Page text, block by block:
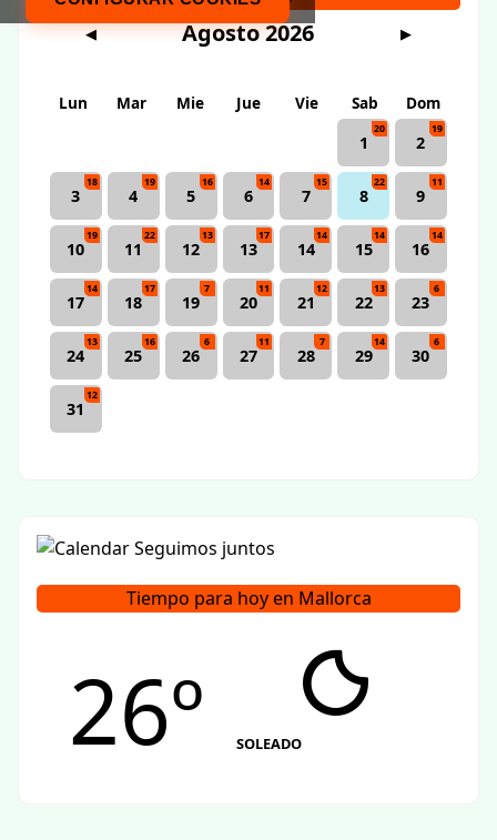
Agosto 2026
1
20
2
19
3 4 5 6 7 8
22
9
11
10
19
11
22
12
13
13
17
14
14
15
14
16
14
17
14
18
17
19
7
20
11
21
12
22
13
23
6
24
13
25
16
26
6
27
11
28
7
29
14
30
6
31
12
Tiempo para hoy en Mallorca
26º